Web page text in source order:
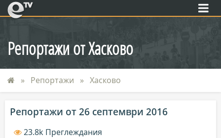
eTV
Репортажи от Хасково
Репортажи Хасково
Репортажи от 26 септември 2016
23.8k Преглеждания